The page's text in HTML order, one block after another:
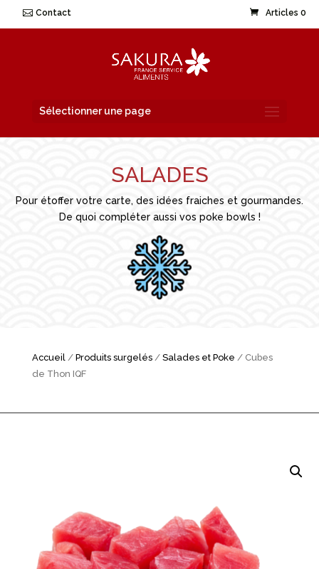
Contact Articles 0
Sélectionner une page
SALADES
Pour étoffer votre carte, des idées fraiches et gourmandes.
De quoi compléter aussi vos poke bowls !
Accueil/ Produits surgelés/ Salades et Poke / Cubes
de Thon IQF